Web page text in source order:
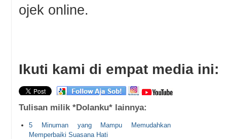
ojek online.
Ikuti kami di empat media ini:
Tulisan milik *Dolanku* lainnya:
5 Minuman yang Mampu Memudahkan
Memperbaiki Suasana Hati